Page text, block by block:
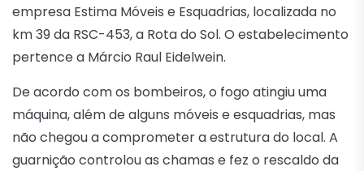
empresa Estima Móveis e Esquadrias, localizada no
km 39 da RSC-453, a Rota do Sol. O estabelecimento
pertence a Márcio Raul Eidelwein.
De acordo com os bombeiros, o fogo atingiu uma
máquina, além de alguns móveis e esquadrias, mas
não chegou a comprometer a estrutura do local. A
guarnição controlou as chamas e fez o rescaldo da